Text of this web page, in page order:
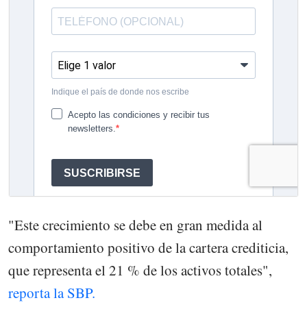
"Este crecimiento se debe en gran medida al
comportamiento positivo de la cartera crediticia,
que representa el 21 % de los activos totales",
reporta la SBP.